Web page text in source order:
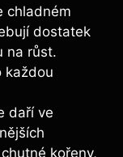
chladném
dostatek
na růst.
každou
daří ve
kořeny,